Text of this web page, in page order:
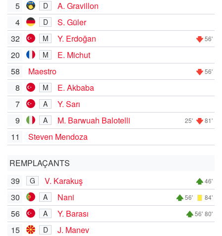
5 D
A. Gravillon
4
D
S. Güler
32
M Y. Erdoğan 56'
20 M
E. Michut
58
Maestro 56'
8 M
E. Akbaba
7
A
Y. Sarı
9
A M. Barwuah Balotelli 25' 81'
11 Steven Mendoza
REMPLAÇANTS
39
G V. Karakuş 46'
30 A Nani 56' 84'
56 A Y. Barası 56' 80'
15 D
J. Manev